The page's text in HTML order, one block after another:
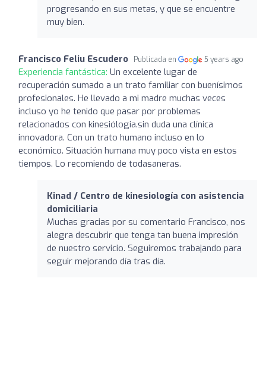
progresando en sus metas, y que se encuentre
muy bien.
Francisco Feliu Escudero Publicada en 5 years ago
Experiencia fantástica: Un excelente lugar de
recuperación sumado a un trato familiar con buenísimos
profesionales. He llevado a mi madre muchas veces
incluso yo he tenido que pasar por problemas
relacionados con kinesiólogia.sin duda una clínica
innovadora. Con un trato humano incluso en lo
económico. Situación humana muy poco vista en estos
tiempos. Lo recomiendo de todasaneras.
Kinad / Centro de kinesiología con asistencia
domiciliaria
Muchas gracias por su comentario Francisco, nos
alegra descubrir que tenga tan buena impresión
de nuestro servicio. Seguiremos trabajando para
seguir mejorando día tras día.